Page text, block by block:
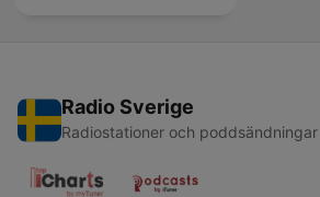
Radio Sverige
Radiostationer och poddsändningar